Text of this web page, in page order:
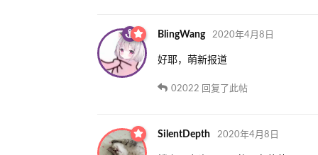
BlingWang 2020年4月8日
好耶，萌新报道
02022 回复了此帖
SilentDepth 2020年4月8日